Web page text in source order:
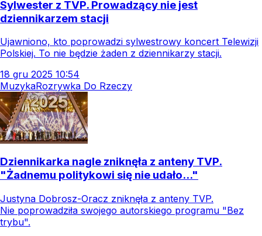
Sylwester z TVP. Prowadzący nie jest
dziennikarzem stacji
Ujawniono, kto poprowadzi sylwestrowy koncert Telewizji
Polskiej. To nie będzie żaden z dziennikarzy stacji.
18 gru 2025 10:54
MuzykaRozrywka Do Rzeczy
Dziennikarka nagle zniknęła z anteny TVP.
"Żadnemu politykowi się nie udało..."
Justyna Dobrosz-Oracz zniknęła z anteny TVP.
Nie poprowadziła swojego autorskiego programu "Bez
trybu".